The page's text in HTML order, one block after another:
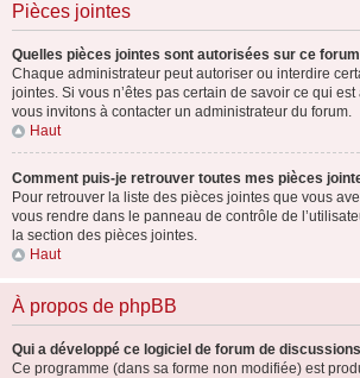
Pièces jointes
Quelles pièces jointes sont autorisées sur ce
Chaque administrateur peut autoriser ou interdire
jointes. Si vous n’êtes pas certain de savoir ce qui
vous invitons à contacter un administrateur du forum.
Haut
Comment puis-je retrouver toutes mes pièces
Pour retrouver la liste des pièces jointes que vous
vous rendre dans le panneau de contrôle de
la section des pièces jointes.
Haut
À propos de phpBB
Qui a développé ce logiciel de forum de
Ce programme (dans sa forme non modifiée) est